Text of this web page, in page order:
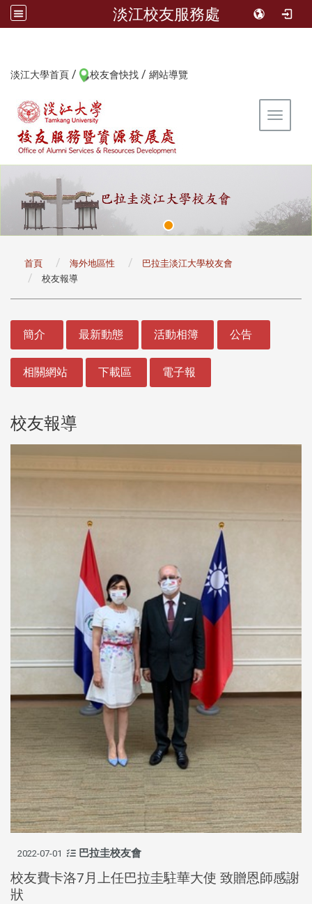
淡江校友服務處
淡江大學首頁 / 校友會快找 / 網站導覽
Toggle
首頁 海外地區性
巴拉圭淡江大學校友會
校友報導
簡介 最新動態 活動相簿 公告
相關網站 下載區 電子報
校友報導
2022-07-01 巴拉圭校友會
校友費卡洛7月上任巴拉圭駐華大使 致贈恩師感謝
狀